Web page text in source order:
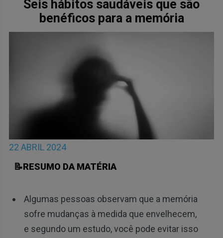
Seis hábitos saudáveis ​​que são
benéficos para a memória
22 ABRIL 2024
📝RESUMO DA MATÉRIA
Algumas pessoas observam que a memória
sofre mudanças à medida que envelhecem,
e segundo um estudo, você pode evitar isso